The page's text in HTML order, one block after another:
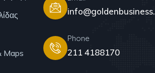
Maps
Phone
211 4188170